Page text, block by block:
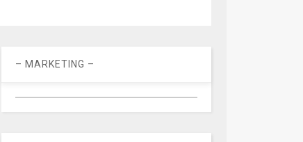
– MARKETING –